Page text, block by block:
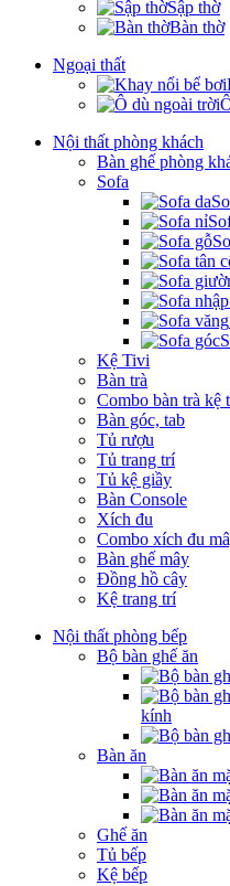
Sập thờ
Bàn thờ
Ngoại thất
Nội thất phòng khách
Bàn ghế phòng
Sofa
Kệ Tivi
Bàn trà
Combo bàn trà kệ
Bàn góc, tab
Tủ rượu
Tủ trang trí
Tủ kệ giầy
Bàn Console
Xích đu
Combo xích đu
Bàn ghế mây
Đồng hồ cây
Kệ trang trí
Nội thất phòng bếp
Bộ bàn ghế ăn
kính
Bàn ăn
Ghế ăn
Tủ bếp
Kệ bếp